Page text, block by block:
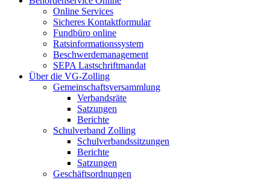
Online Services
Sicheres Kontaktformular
Fundbüro online
Ratsinformationssystem
Beschwerdemanagement
SEPA Lastschriftmandat
Über die VG-Zolling
Gemeinschaftsversammlung
Verbandsräte
Satzungen
Berichte
Schulverband Zolling
Schulverbandssitzungen
Berichte
Satzungen
Geschäftsordnungen